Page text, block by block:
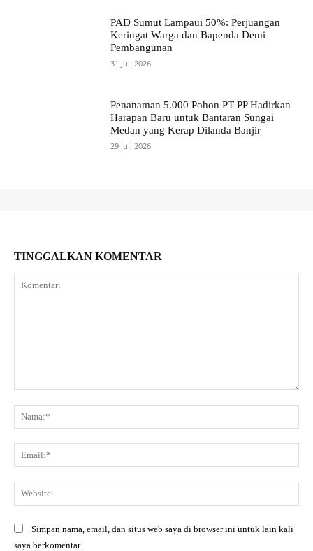
PAD Sumut Lampaui 50%: Perjuangan
Keringat Warga dan Bapenda Demi
Pembangunan
31 Juli 2026
Penanaman 5.000 Pohon PT PP Hadirkan
Harapan Baru untuk Bantaran Sungai
Medan yang Kerap Dilanda Banjir
29 Juli 2026
TINGGALKAN KOMENTAR
Simpan nama, email, dan situs web saya di browser ini untuk lain kali
saya berkomentar.